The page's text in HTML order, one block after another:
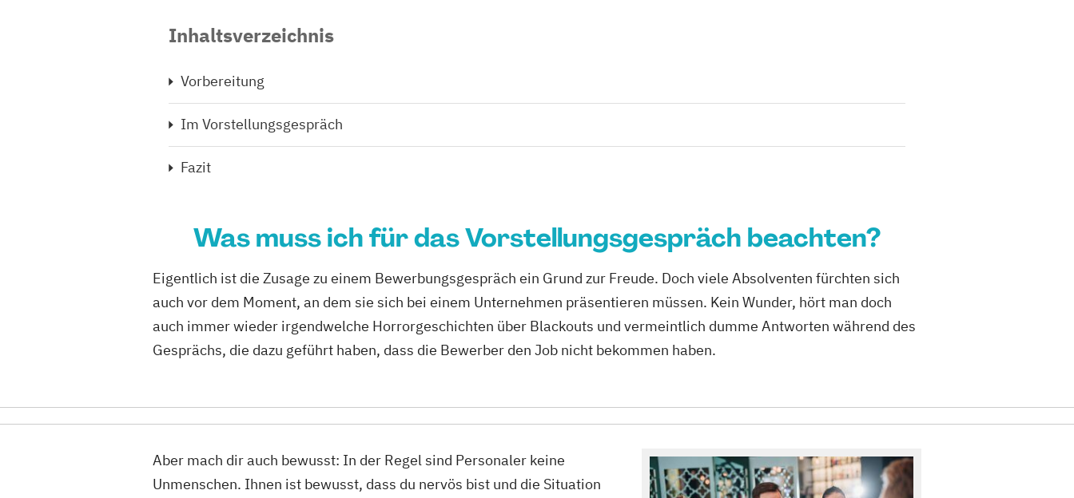
Inhaltsverzeichnis
Vorbereitung
Im Vorstellungsgespräch
Fazit
Was muss ich für das Vorstellungsgespräch beachten?
Eigentlich ist die Zusage zu einem Bewerbungsgespräch ein Grund zur Freude. Doch viele Absolventen fürchten sich
auch vor dem Moment, an dem sie sich bei einem Unternehmen präsentieren müssen. Kein Wunder, hört man doch
auch immer wieder irgendwelche Horrorgeschichten über Blackouts und vermeintlich dumme Antworten während des
Gesprächs, die dazu geführt haben, dass die Bewerber den Job nicht bekommen haben.
Aber mach dir auch bewusst: In der Regel sind Personaler keine
Unmenschen. Ihnen ist bewusst, dass du nervös bist und die Situation